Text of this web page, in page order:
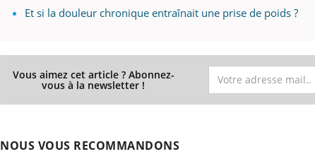
Et si la douleur chronique entraînait une prise de poids ?
Vous aimez cet article ? Abonnez-
vous à la newsletter !
NOUS VOUS RECOMMANDONS